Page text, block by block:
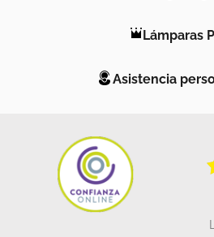
Lámparas
Asistencia
Lea algunas de las